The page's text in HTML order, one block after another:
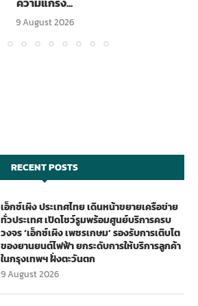
9 August 2026
RECENT POSTS
เอ็กซ์เผิง ประเทศไทย เดินหน้าขยายเครือข่าย
ทั่วประเทศ เปิดโชว์รูมพร้อมศูนย์บริการครบ
วงจร ‘เอ็กซ์เผิง เพชรเกษม’ รองรับการเติบโต
ของยานยนต์ไฟฟ้า ยกระดับการให้บริการลูกค้า
ในกรุงเทพฯ ฝั่งตะวันตก
9 August 2026